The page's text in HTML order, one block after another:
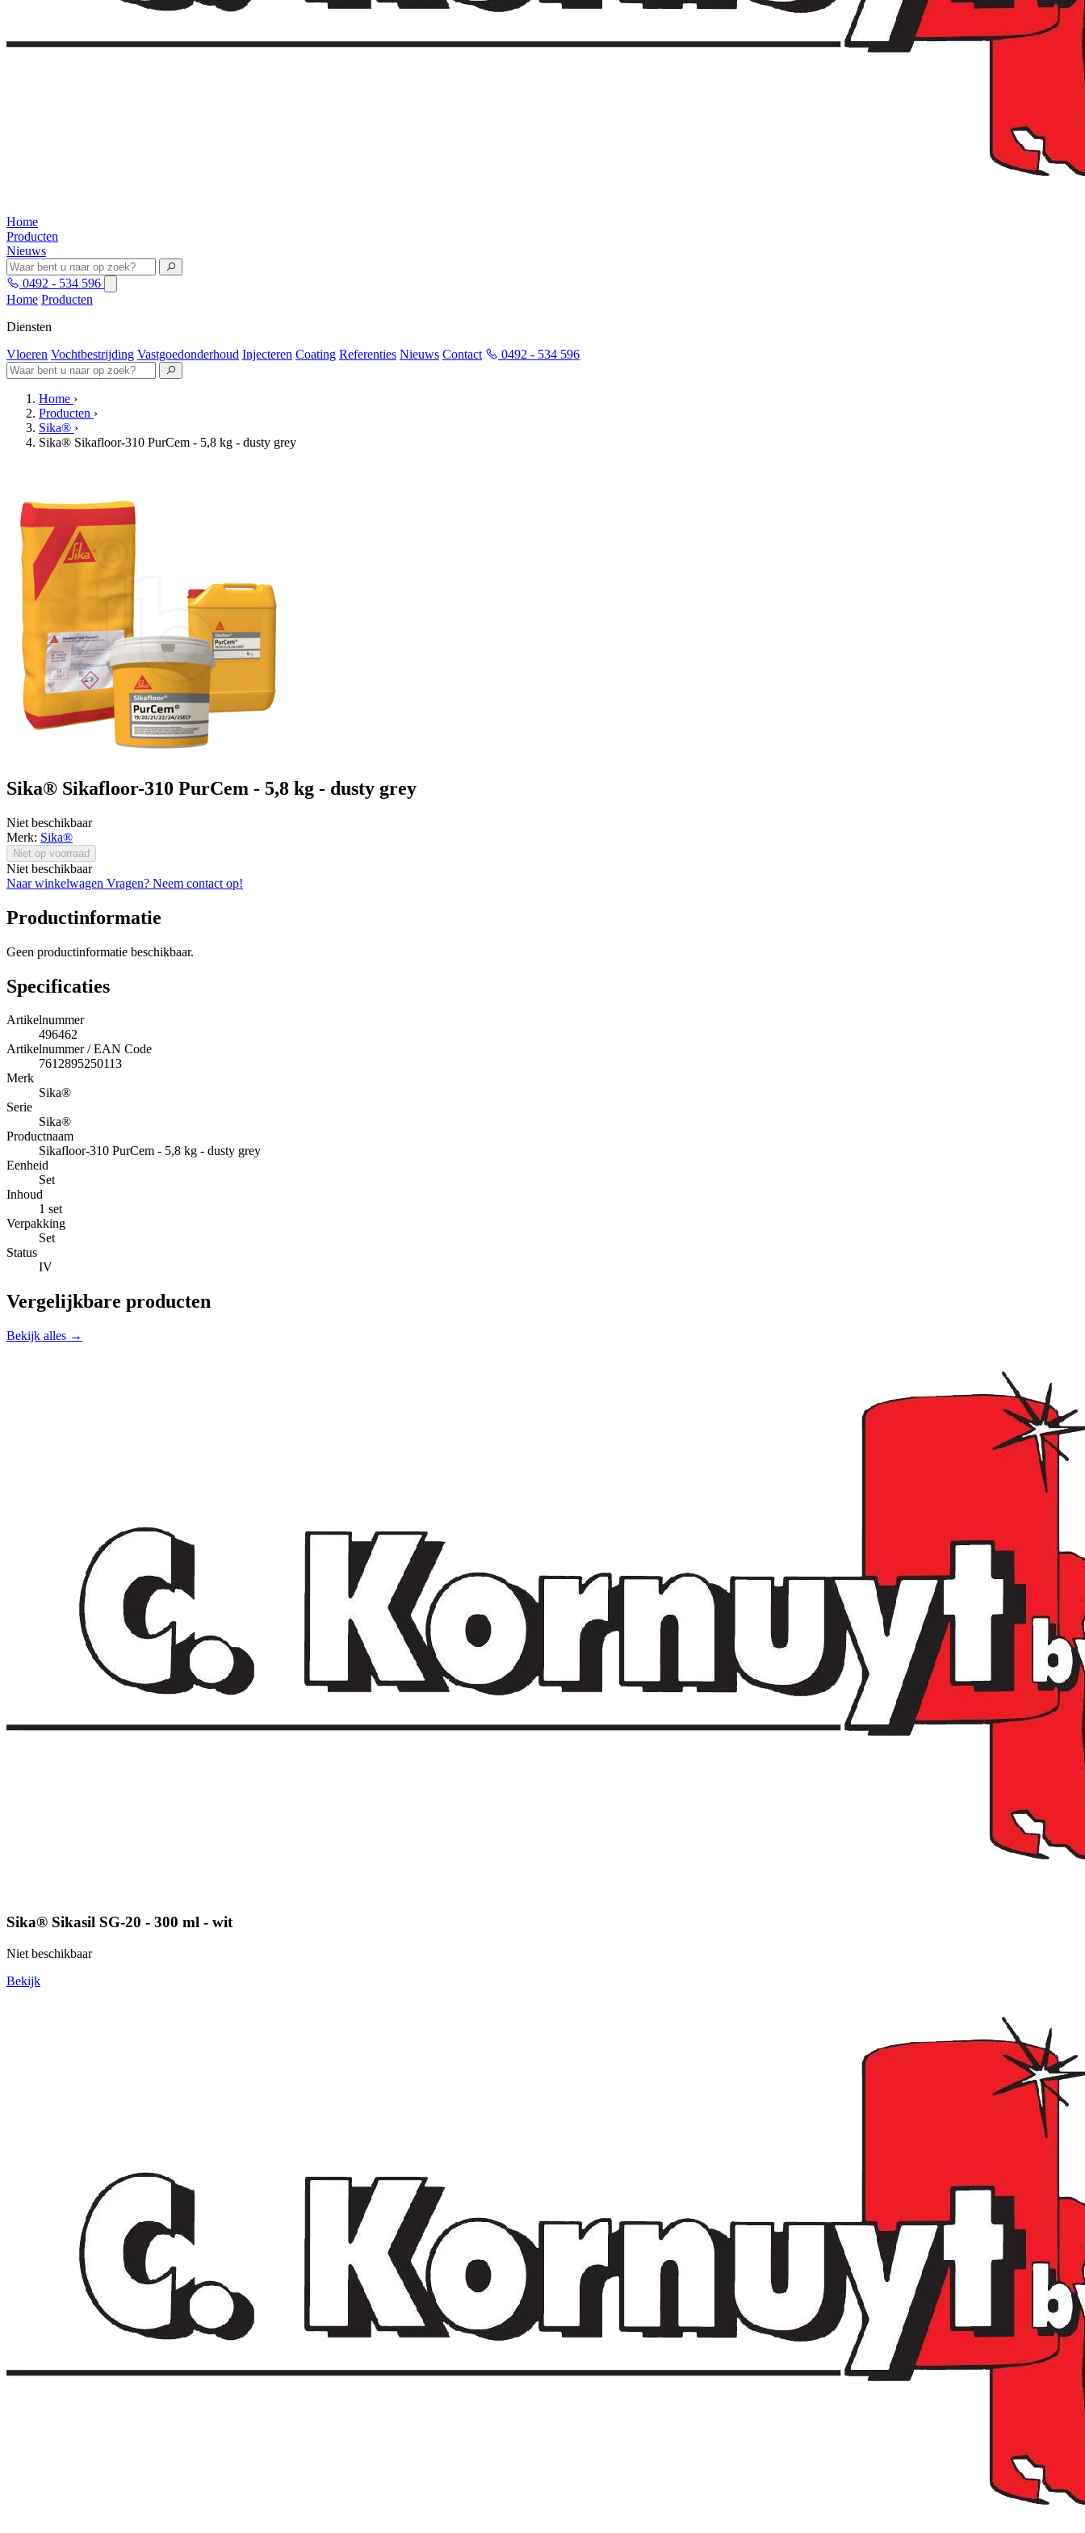
Home
Producten
Nieuws
0492 - 534 596
Home Producten
Diensten
Vloeren Vochtbestrijding Vastgoedonderhoud Injecteren Coating Referenties Nieuws Contact 0492 - 534 596
Home ›
Producten ›
Sika® ›
Sika® Sikafloor-310 PurCem - 5,8 kg - dusty grey
Sika® Sikafloor-310 PurCem - 5,8 kg - dusty grey
Niet beschikbaar
Merk: Sika®
Niet op voorraad
Niet beschikbaar
Naar winkelwagen Vragen? Neem contact op!
Productinformatie
Geen productinformatie beschikbaar.
Specificaties
Artikelnummer
496462
Artikelnummer / EAN Code
7612895250113
Merk
Sika®
Serie
Sika®
Productnaam
Sikafloor-310 PurCem - 5,8 kg - dusty grey
Eenheid
Set
Inhoud
1 set
Verpakking
Set
Status
IV
Vergelijkbare producten
Bekijk alles →
Sika® Sikasil SG-20 - 300 ml - wit
Niet beschikbaar
Bekijk